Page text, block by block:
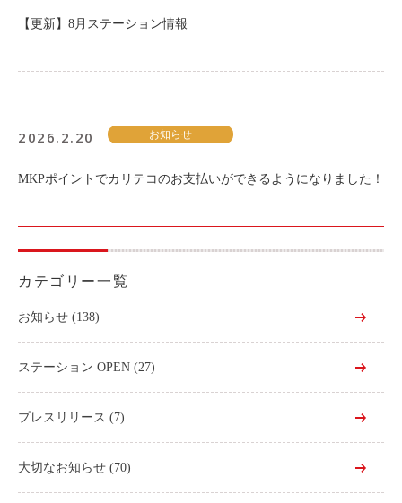
【更新】8月ステーション情報
2026.2.20 お知らせ
MKPポイントでカリテコのお支払いができるようになりました！
カテゴリー一覧
お知らせ (138)
ステーション OPEN (27)
プレスリリース (7)
大切なお知らせ (70)